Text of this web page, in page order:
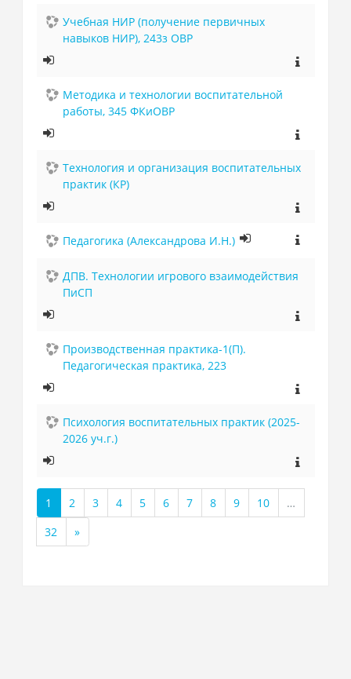
Учебная НИР (получение первичных
навыков НИР), 243з ОВР
Методика и технологии воспитательной
работы, 345 ФКиОВР
Технология и организация воспитательных
практик (КР)
Педагогика (Александрова И.Н.)
ДПВ. Технологии игрового взаимодействия
ПиСП
Производственная практика-1(П).
Педагогическая практика, 223
Психология воспитательных практик (2025-
2026 уч.г.)
1
(текущая)
2 3 4 5 6 7 8 9 10
…
32
»
Далее